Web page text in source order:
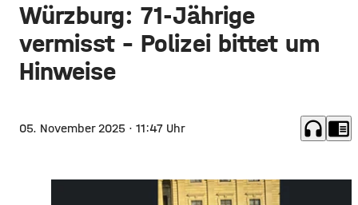
Würzburg: 71-Jährige
vermisst – Polizei bittet um
Hinweise
05. November 2025 · 11:47 Uhr headphones chrome_reader_mode